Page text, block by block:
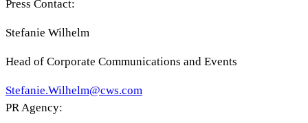
Press Contact:
Stefanie Wilhelm
Head of Corporate Communications and Events
Stefanie.Wilhelm@cws.com
PR Agency: